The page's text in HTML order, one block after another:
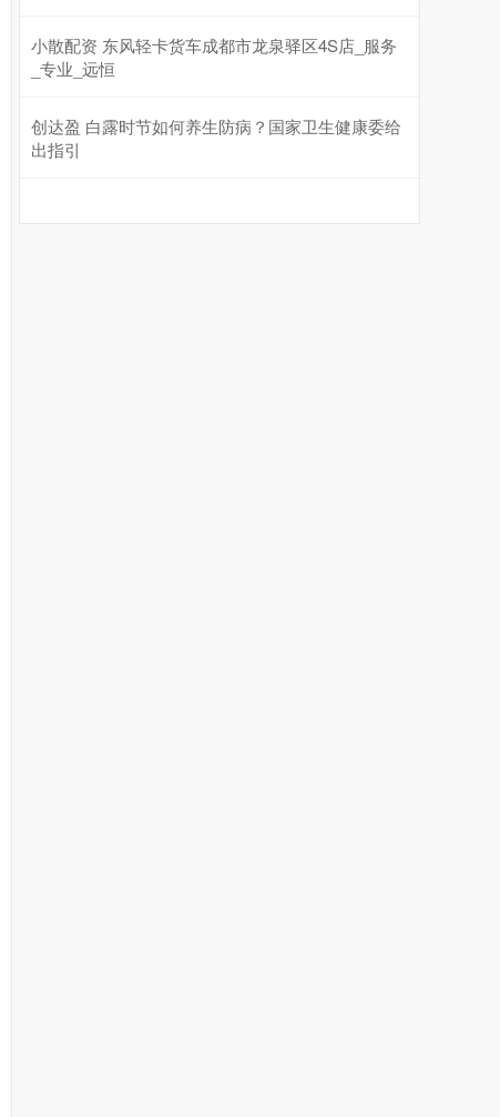
小散配资 东风轻卡货车成都市龙泉驿区4S店_服务
_专业_远恒
创达盈 白露时节如何养生防病？国家卫生健康委给
出指引